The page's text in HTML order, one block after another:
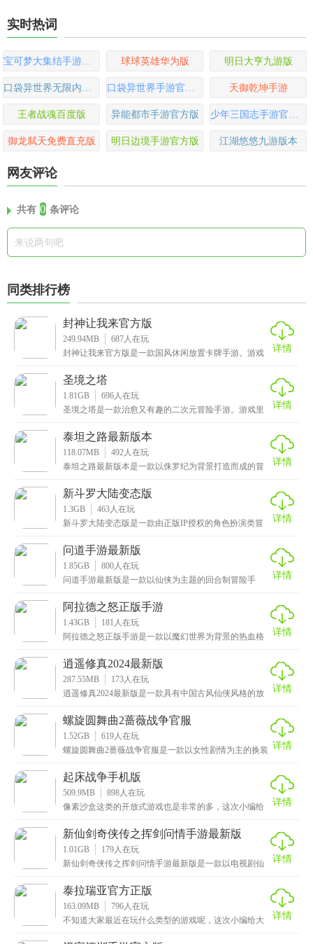
实时热词
球球英雄华为版 明日大亨九游版
天御乾坤手游
王者战魂百度版 异能都市手游官方版
御龙弑天免费直充版 明日边境手游官方版 江湖悠悠九游版本
网友评论
共有 0 条评论
同类排行榜
封神让我来官方版
249.94MB 687 人在玩
封神让我来官方版是一款国风休闲放置卡牌手游。游戏
中，你
详情
圣境之塔
1.81GB 696 人在玩
圣境之塔是一款治愈又有趣的二次元冒险手游。游戏里
伴，长
详情
泰坦之路最新版本
118.07MB 492 人在玩
泰坦之路最新版本是一款以侏罗纪为背景打造而成的冒
龙、腕
详情
新斗罗大陆变态版
1.3GB 463 人在玩
新斗罗大陆变态版是一款由正版IP授权的角色扮演类冒
味
详情
问道手游最新版
1.85GB 800 人在玩
问道手游最新版是一款以仙侠为主题的回合制冒险手
种玩法
详情
阿拉德之怒正版手游
1.43GB 181 人在玩
阿拉德之怒正版手游是一款以魔幻世界为背景的热血格
击，
详情
逍遥修真2024最新版
287.55MB 173 人在玩
逍遥修真2024最新版是一款具有中国古风仙侠风格的放
详情
螺旋圆舞曲2蔷薇战争官服
1.52GB 619 人在玩
螺旋圆舞曲2蔷薇战争官服是一款以女性剧情为主的换装
腻，
详情
起床战争手机版
509.9MB 898 人在玩
像素沙盒这类的开放式游戏也是非常的多，这次小编给
放性
详情
新仙剑奇侠传之挥剑问情手游最新版
1.01GB 179 人在玩
新仙剑奇侠传之挥剑问情手游最新版是一款以电视剧仙
还原
详情
泰拉瑞亚官方正版
163.09MB 796 人在玩
不知道大家最近在玩什么类型的游戏呢，这次小编给大
详情